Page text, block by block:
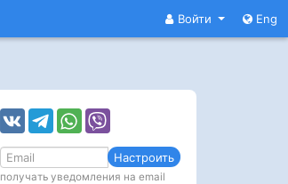
Войти Eng
Настроить
получать уведомления на email